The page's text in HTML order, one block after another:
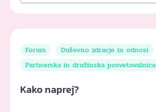
Forum Duševno zdravje in odnosi
Partnerska in družinska posvetovalnica
Kako naprej?